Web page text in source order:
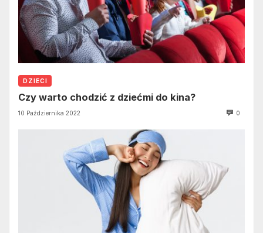
DZIECI
Czy warto chodzić z dziećmi do kina?
10 Października 2022 0